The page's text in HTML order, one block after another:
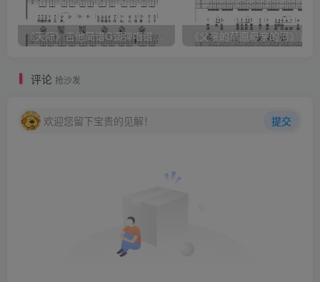
《天际》吉他简谱G调弹唱谱（姜玉阳）
评论 抢沙发
欢迎您留下宝贵的见解！ 提交